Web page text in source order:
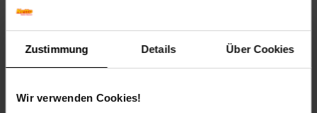
Zustimmung Details Über Cookies
Wir verwenden Cookies!
Technische Daten: